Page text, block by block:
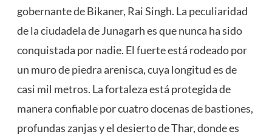
gobernante de Bikaner, Rai Singh. La peculiaridad
de la ciudadela de Junagarh es que nunca ha sido
conquistada por nadie. El fuerte está rodeado por
un muro de piedra arenisca, cuya longitud es de
casi mil metros. La fortaleza está protegida de
manera confiable por cuatro docenas de bastiones,
profundas zanjas y el desierto de Thar, donde es